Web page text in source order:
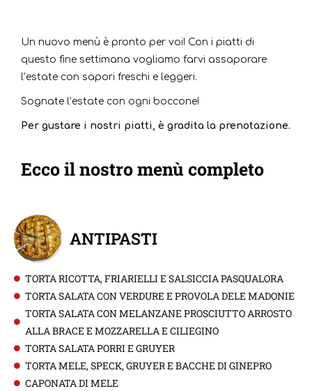
Un nuovo menù è pronto per voi! Con i piatti di
questo fine settimana vogliamo farvi assaporare
l’estate con sapori freschi e leggeri.
Sognate l’estate con ogni boccone!
Per gustare i nostri piatti, è gradita la prenotazione.
Ecco il nostro menù completo
ANTIPASTI
TORTA RICOTTA, FRIARIELLI E SALSICCIA PASQUALORA
TORTA SALATA CON VERDURE E PROVOLA DELE MADONIE
TORTA SALATA CON MELANZANE PROSCIUTTO ARROSTO
ALLA BRACE E MOZZARELLA E CILIEGINO
TORTA SALATA PORRI E GRUYER
TORTA MELE, SPECK, GRUYER E BACCHE DI GINEPRO
CAPONATA DI MELE